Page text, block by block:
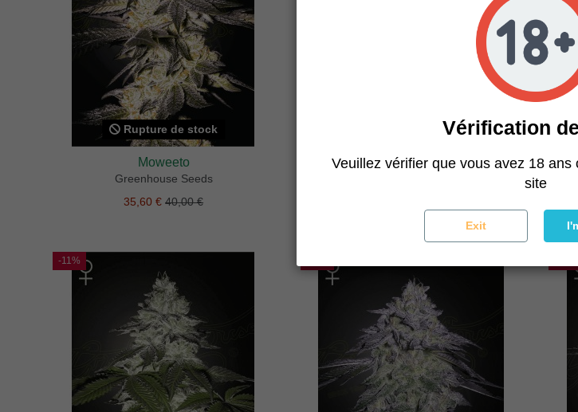
Rupture de stock
Moweeto
Greenhouse Seeds
35,60 €40,00 €
Highcloudz Auto
-11%
Vérification
Veuillez vérifier que vous avez 18
site
Exit